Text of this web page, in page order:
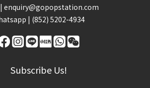
enquiry@gopopstation.com
| (852) 5202-4934
Subscribe Us!